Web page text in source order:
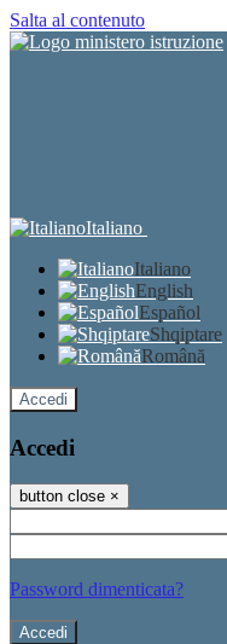
Salta al contenuto
Italiano
Italiano
English
Español
Shqiptare
Română
Accedi
Accedi
button close ×
Password dimenticata?